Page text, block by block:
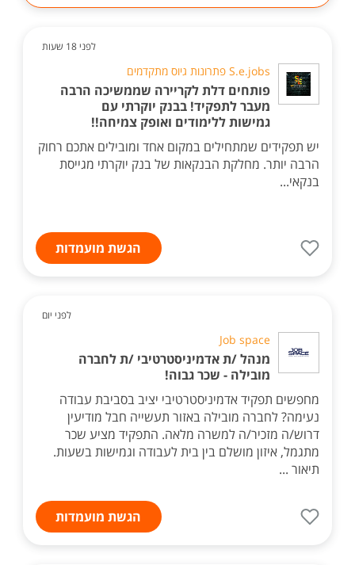
לפני 18 שעות
S.e.jobs פתרונות גיוס מתקדמים
פותחים דלת לקריירה שממשיכה הרבה
מעבר לתפקיד! בבנק יוקרתי עם
גמישות ללימודים ואופק צמיחה!!
יש תפקידים שמתחילים במקום אחד ומובילים אתכם רחוק
הרבה יותר. מחלקת הבנקאות של בנק יוקרתי מגייסת
בנקאי...
הגשת מועמדות
לפני יום
Job space
מנהל /ת אדמיניסטרטיבי /ת לחברה
מובילה - שכר גבוה!
מחפשים תפקיד אדמיניסטרטיבי יציב בסביבת עבודה
נעימה? לחברה מובילה באזור תעשייה חבל מודיעין
דרוש/ה מזכיר/ה למשרה מלאה. התפקיד מציע שכר
מתגמל, איזון מושלם בין בית לעבודה וגמישות בשעות.
תיאור ...
הגשת מועמדות